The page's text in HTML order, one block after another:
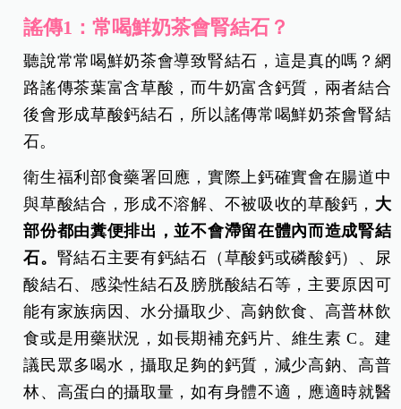
謠傳1：常喝鮮奶茶會腎結石？
聽說常常喝鮮奶茶會導致腎結石，這是真的嗎？網
路謠傳茶葉富含草酸，而牛奶富含鈣質，兩者結合
後會形成草酸鈣結石，所以謠傳常喝鮮奶茶會腎結
石。
衛生福利部食藥署回應，實際上鈣確實會在腸道中
與草酸結合，形成不溶解、不被吸收的草酸鈣， 大
部份都由糞便排出，並不會滯留在體內而造成腎結
石。 腎結石主要有鈣結石（草酸鈣或磷酸鈣）、尿
酸結石、感染性結石及膀胱酸結石等，主要原因可
能有家族病因、水分攝取少、高鈉飲食、高普林飲
食或是用藥狀況，如長期補充鈣片、維生素 C。建
議民眾多喝水，攝取足夠的鈣質，減少高鈉、高普
林、高蛋白的攝取量，如有身體不適，應適時就醫